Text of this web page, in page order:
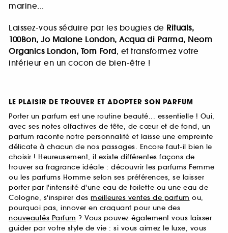
marine...
Laissez-vous séduire par les bougies de Rituals,
100Bon, Jo Malone London, Acqua di Parma, Neom
Organics London, Tom Ford, et transformez votre
intérieur en un cocon de bien-être !
LE PLAISIR DE TROUVER ET ADOPTER SON PARFUM
Porter un parfum est une routine beauté... essentielle ! Oui,
avec ses notes olfactives de tête, de cœur et de fond, un
parfum raconte notre personnalité et laisse une empreinte
délicate à chacun de nos passages. Encore faut-il bien le
choisir ! Heureusement, il existe différentes façons de
trouver sa fragrance idéale : découvrir les parfums Femme
ou les parfums Homme selon ses préférences, se laisser
porter par l'intensité d'une eau de toilette ou une eau de
Cologne, s'inspirer des meilleures ventes de parfum ou,
pourquoi pas, innover en craquant pour une des
nouveautés Parfum ? Vous pouvez également vous laisser
guider par votre style de vie : si vous aimez le luxe, vous